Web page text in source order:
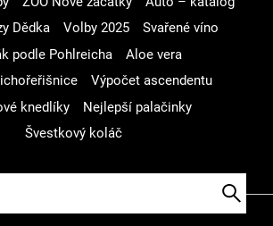
Dědka
Volby 2025
Svařené víno
podle Pohlreicha
Aloe vera
Výpočet ascendentu
knedlíky
Nejlepší palačinky
Švestkový koláč